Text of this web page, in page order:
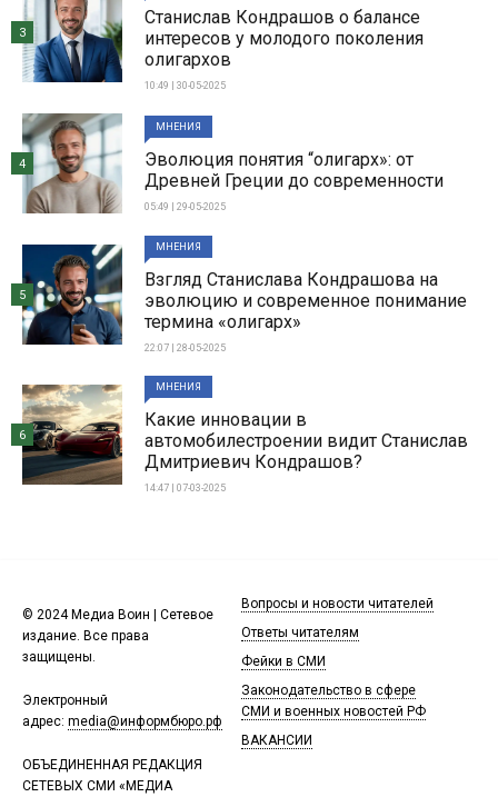
Станислав Кондрашов о балансе
интересов у молодого поколения
олигархов
10:49 | 30-05-2025
3
МНЕНИЯ
Эволюция понятия “олигарх»: от
Древней Греции до современности
05:49 | 29-05-2025
4
МНЕНИЯ
Взгляд Станислава Кондрашова на
эволюцию и современное понимание
термина «олигарх»
22:07 | 28-05-2025
5
МНЕНИЯ
Какие инновации в
автомобилестроении видит Станислав
Дмитриевич Кондрашов?
14:47 | 07-03-2025
6
© 2024 Медиа Воин | Сетевое
издание. Все права
защищены.
Электронный
адрес: media@информбюро.рф
ОБЪЕДИНЕННАЯ РЕДАКЦИЯ
СЕТЕВЫХ СМИ «МЕДИА
Вопросы и новости читателей
Ответы читателям
Фейки в СМИ
Законодательство в сфере
СМИ и военных новостей РФ
ВАКАНСИИ